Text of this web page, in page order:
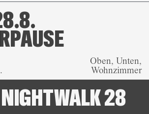
.
Oben, Unten,
Wohnzimmer
NIGHTWALK 28